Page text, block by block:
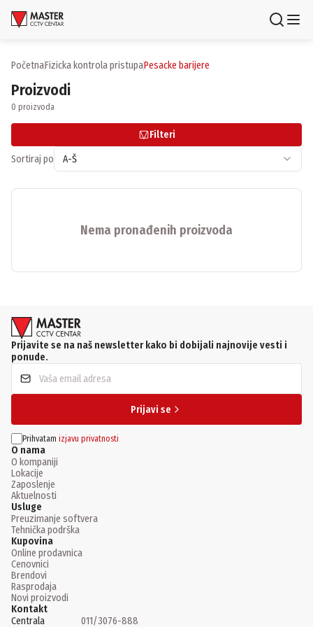
Proizvodi
Brendovi
Aktuelnosti
Usluge i rešenja
Početna fizicka kontrola pristupa pesacke barijere
Proizvodi
0 proizvoda
Filteri
Sortiraj po A-Š
Nema pronađenih proizvoda
Prijavite se na naš newsletter kako bi dobijali najnovije vesti i
ponude.
Prijavi se
Prihvatam izjavu privatnosti
O nama
O kompaniji
Lokacije
Zaposlenje
Aktuelnosti
Usluge
Preuzimanje softvera
Tehnička podrška
Kupovina
Online prodavnica
Cenovnici
Brendovi
Rasprodaja
Novi proizvodi
Kontakt
Centrala
011/3076-888